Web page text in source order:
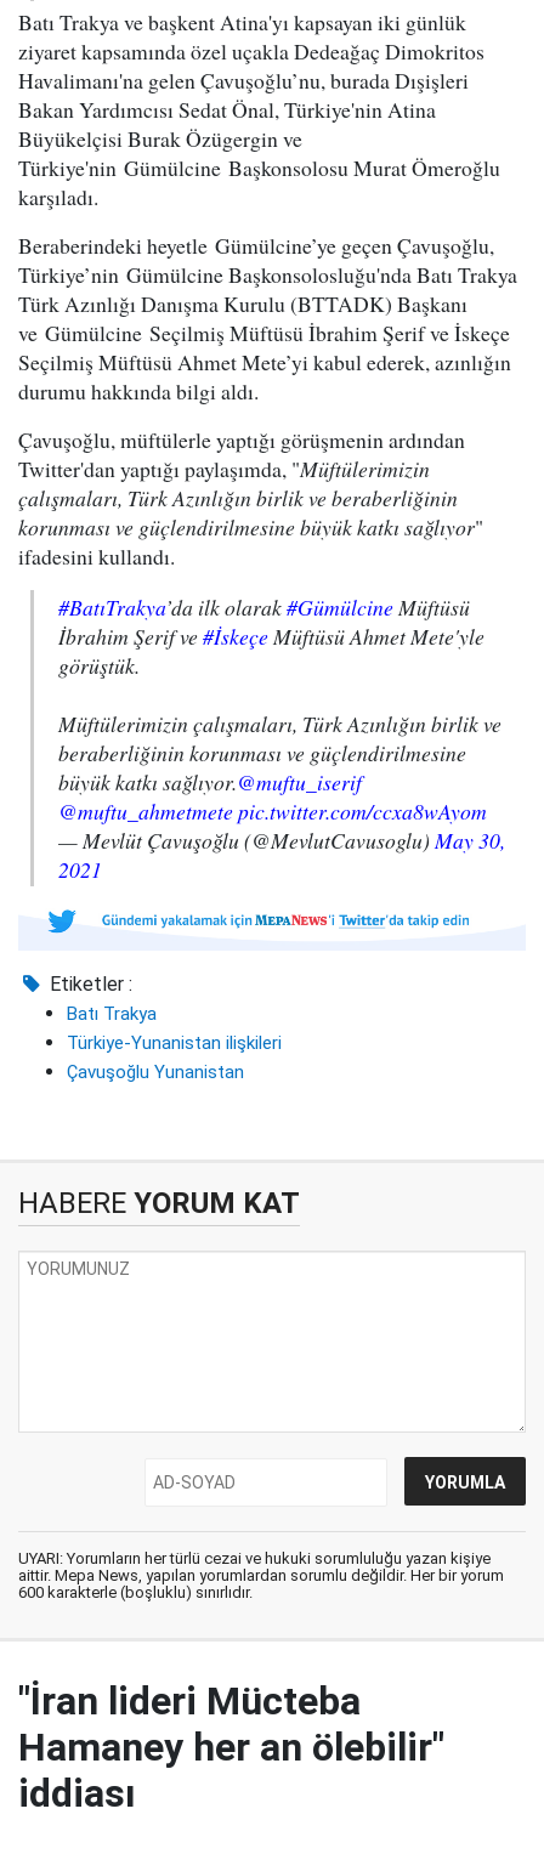
Batı Trakya ve başkent Atina'yı kapsayan iki günlük
ziyaret kapsamında özel uçakla Dedeağaç Dimokritos
Havalimanı'na gelen Çavuşoğlu’nu, burada Dışişleri
Bakan Yardımcısı Sedat Önal, Türkiye'nin Atina
Büyükelçisi Burak Özügergin ve
Türkiye'nin Gümülcine Başkonsolosu Murat Ömeroğlu
karşıladı.
Beraberindeki heyetle Gümülcine’ye geçen Çavuşoğlu,
Türkiye’nin Gümülcine Başkonsolosluğu'nda Batı Trakya
Türk Azınlığı Danışma Kurulu (BTTADK) Başkanı
ve Gümülcine Seçilmiş Müftüsü İbrahim Şerif ve İskeçe
Seçilmiş Müftüsü Ahmet Mete’yi kabul ederek, azınlığın
durumu hakkında bilgi aldı.
Çavuşoğlu, müftülerle yaptığı görüşmenin ardından
Twitter'dan yaptığı paylaşımda, "Müftülerimizin
çalışmaları, Türk Azınlığın birlik ve beraberliğinin
korunması ve güçlendirilmesine büyük katkı sağlıyor"
ifadesini kullandı.
#BatıTrakya’da ilk olarak#GümülcineMüftüsü
İbrahim Şerif ve#İskeçeMüftüsü Ahmet Mete'yle
görüştük.
Müftülerimizin çalışmaları, Türk Azınlığın birlik ve
beraberliğinin korunması ve güçlendirilmesine
büyük katkı sağlıyor.@muftu_iserif
@muftu_ahmetmetepic.twitter.com/ccxa8wAyom
— Mevlüt Çavuşoğlu (@MevlutCavusoglu)May 30,
2021
Etiketler :
Batı Trakya
Türkiye-Yunanistan ilişkileri
Çavuşoğlu Yunanistan
HABERE YORUM KAT
UYARI: Yorumların her türlü cezai ve hukuki sorumluluğu yazan kişiye
aittir. Mepa News, yapılan yorumlardan sorumlu değildir. Her bir yorum
600 karakterle (boşluklu) sınırlıdır.
"İran lideri Mücteba
Hamaney her an ölebilir"
iddiası